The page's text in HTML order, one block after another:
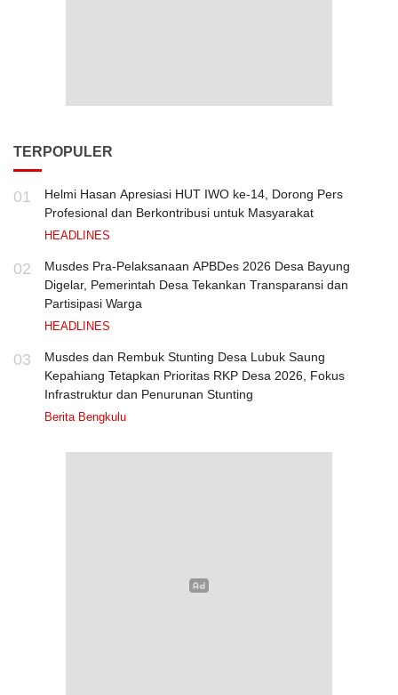
TERPOPULER
01
Helmi Hasan Apresiasi HUT IWO ke-14, Dorong Pers
Profesional dan Berkontribusi untuk Masyarakat
HEADLINES
02
Musdes Pra-Pelaksanaan APBDes 2026 Desa Bayung
Digelar, Pemerintah Desa Tekankan Transparansi dan
Partisipasi Warga
HEADLINES
03
Musdes dan Rembuk Stunting Desa Lubuk Saung
Kepahiang Tetapkan Prioritas RKP Desa 2026, Fokus
Infrastruktur dan Penurunan Stunting
Berita Bengkulu